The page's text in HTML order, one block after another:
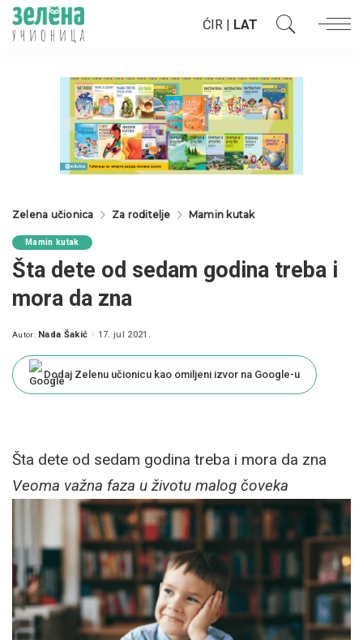
ĆIR | LAT
Zelena učionica Za roditelje Mamin kutak
Mamin kutak
Šta dete od sedam godina treba i
mora da zna
Posted
Autor: Nada Šakić 17. jul 2021.
Dodaj Zelenu učionicu kao omiljeni izvor na Google-u
Šta dete od sedam godina treba i mora da zna
Veoma važna faza u životu malog čoveka